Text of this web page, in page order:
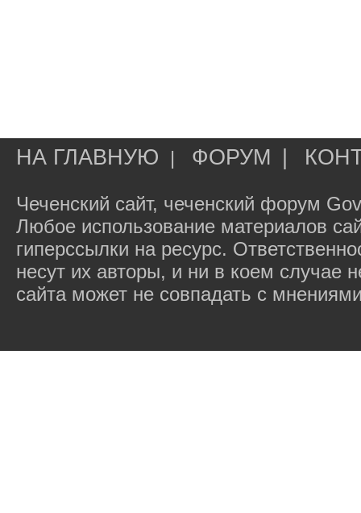
НА ГЛАВНУЮ | ФОРУМ
Чеченский сайт, чеченский форум
Любое использование материалов
гиперссылки на ресурс.
несут их авторы, и ни в коем случае
сайта может не совпадать с